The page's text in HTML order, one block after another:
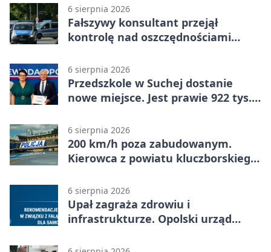
6 sierpnia 2026
Fałszywy konsultant przejął
kontrolę nad oszczędnościami
6 sierpnia 2026
Przedszkole w Suchej dostanie
nowe miejsce. Jest prawie 922 tys.
6 sierpnia 2026
200 km/h poza zabudowanym.
Kierowca z powiatu kluczborskiego
6 sierpnia 2026
Upał zagraża zdrowiu i
infrastrukturze. Opolski urząd